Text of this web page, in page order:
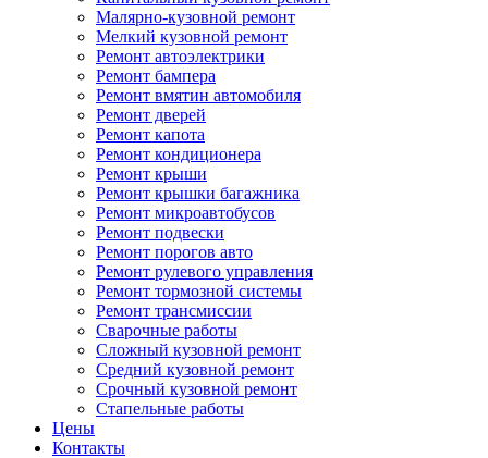
Малярно-кузовной ремонт
Мелкий кузовной ремонт
Ремонт автоэлектрики
Ремонт бампера
Ремонт вмятин автомобиля
Ремонт дверей
Ремонт капота
Ремонт кондиционера
Ремонт крыши
Ремонт крышки багажника
Ремонт микроавтобусов
Ремонт подвески
Ремонт порогов авто
Ремонт рулевого управления
Ремонт тормозной системы
Ремонт трансмиссии
Сварочные работы
Сложный кузовной ремонт
Средний кузовной ремонт
Срочный кузовной ремонт
Стапельные работы
Цены
Контакты